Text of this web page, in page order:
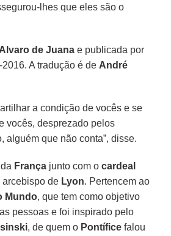
lhes que eles são o
Alvaro de Juana e publicada por
2016. A tradução é de André
a condição de vocês e se
vocês, desprezado pelos
alguém que não conta”, disse.
França junto com ocardeal
arcebispo de Lyon. Pertencem ao
Mundo, que tem como objetivo
pessoas e foi inspirado pelo
, de quem o Pontífice falou